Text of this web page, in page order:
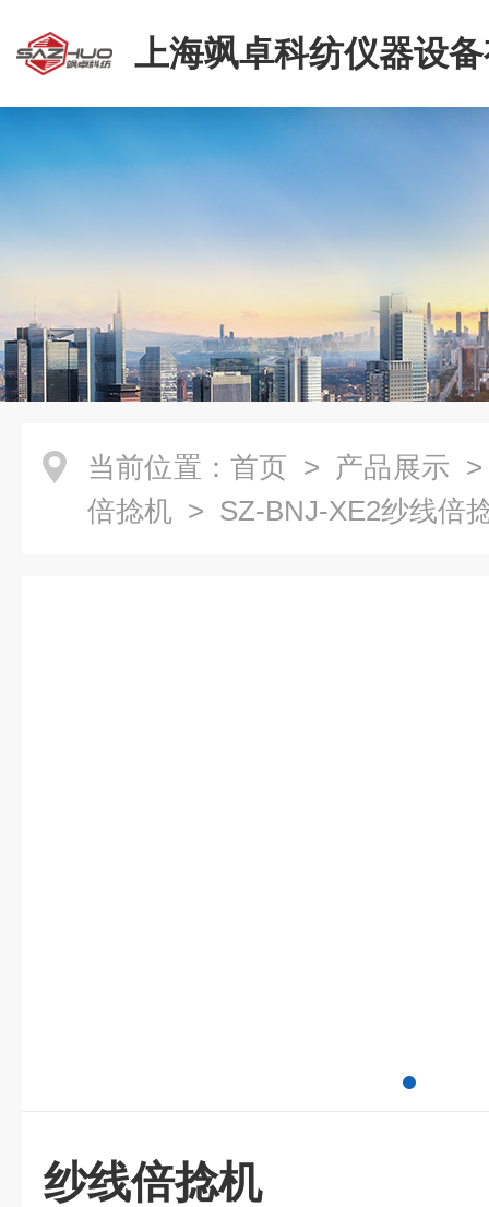
上海飒卓科纺仪器设
司
当前位置： 首页 > 产品展示
倍捻机 > SZ-BNJ-XE2纱线倍
纱线倍捻机